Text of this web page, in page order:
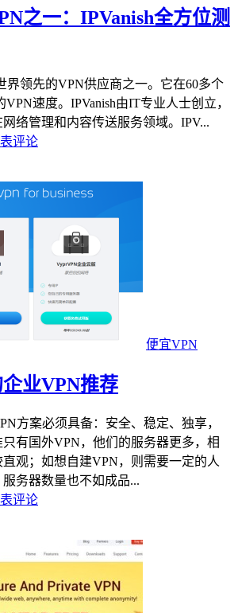
之一：IPVanish全方位测
界领先的VPN供应商之一。它在60多个
速度。IPVanish由IT专业人士创立，
络管理和内容传送服务领域。IPV...
评论
便宜VPN
业VPN推荐
方案必须具备：安全、稳定、独享，
有国外VPN，他们的服务器更多，相
观；如想自建VPN，则需要一定的人
务器数量也不如成品...
评论